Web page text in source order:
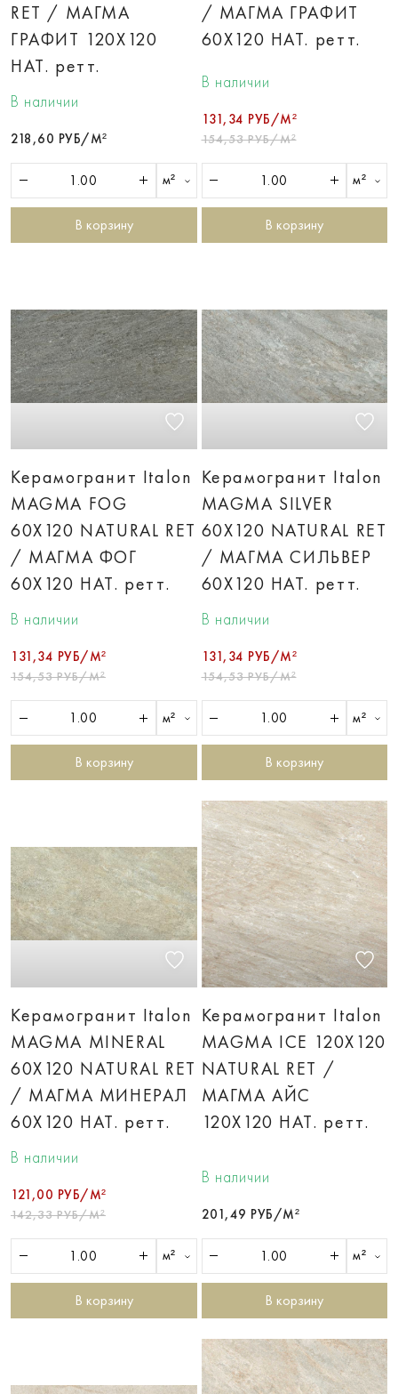
RET / МАГМА
ГРАФИТ 120X120
НАТ. ретт.
В наличии
218,60 РУБ/М²
м²
В корзину
/ МАГМА ГРАФИТ
60X120 НАТ. ретт.
В наличии
131,34 РУБ/М²
154,53 РУБ/М²
м²
В корзину
Керамогранит Italon
MAGMA FOG
60X120 NATURAL RET
/ МАГМА ФОГ
60X120 НАТ. ретт.
В наличии
131,34 РУБ/М²
154,53 РУБ/М²
м²
В корзину
Керамогранит Italon
MAGMA SILVER
60X120 NATURAL RET
/ МАГМА СИЛЬВЕР
60X120 НАТ. ретт.
В наличии
131,34 РУБ/М²
154,53 РУБ/М²
м²
В корзину
Керамогранит Italon
MAGMA MINERAL
60X120 NATURAL RET
/ МАГМА МИНЕРАЛ
60X120 НАТ. ретт.
В наличии
121,00 РУБ/М²
142,33 РУБ/М²
м²
В корзину
Керамогранит Italon
MAGMA ICE 120X120
NATURAL RET /
МАГМА АЙС
120X120 НАТ. ретт.
В наличии
201,49 РУБ/М²
м²
В корзину